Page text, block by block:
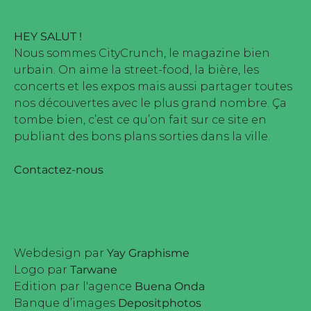
HEY SALUT !
Nous sommes CityCrunch, le magazine bien
urbain. On aime la street-food, la bière, les
concerts et les expos mais aussi partager toutes
nos découvertes avec le plus grand nombre. Ça
tombe bien, c’est ce qu’on fait sur ce site en
publiant des bons plans sorties dans la ville.
Contactez-nous
Webdesign par Yay Graphisme
Logo par Tarwane
Edition par l'agence Buena Onda
Banque d’images Depositphotos